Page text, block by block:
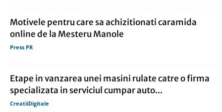
Motivele pentru care sa achizitionati caramida
online de la Mesteru Manole
Press PR
Etape in vanzarea unei masini rulate catre o firma
specializata in serviciul cumpar auto...
CreatiiDigitale